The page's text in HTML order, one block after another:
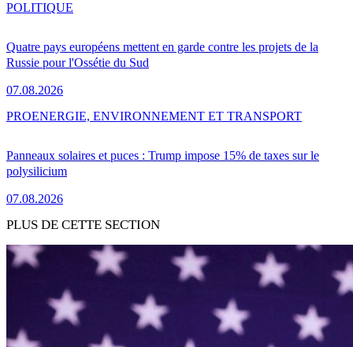
Quatre pays européens mettent en garde contre les projets de la
Russie pour l'Ossétie du Sud
07.08.2026
POLITIQUE
Panneaux solaires et puces : Trump impose 15% de taxes sur le
polysilicium
07.08.2026
PROENERGIE, ENVIRONNEMENT ET TRANSPORT
PLUS DE CETTE SECTION